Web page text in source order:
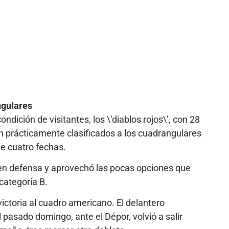
de visitantes, los \’diablos rojos\’, con 28
prácticamente clasificados a los cuadrangulares
cuatro fechas.
defensa y aprovechó las pocas opciones que
B.
al cuadro americano. El delantero
domingo, ante el Dépor, volvió a salir